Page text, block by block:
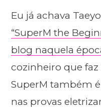
Eu já achava
“SuperM the
blog naquela
cozinheiro que
SuperM também
nas provas